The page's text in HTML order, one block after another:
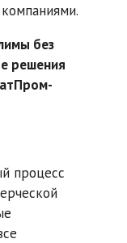
без
решения
процесс